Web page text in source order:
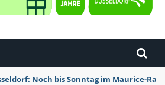
Noch bis Sonntag im Maurice-